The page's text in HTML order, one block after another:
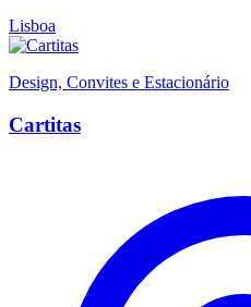
Lisboa
Design, Convites e Estacionário
Cartitas